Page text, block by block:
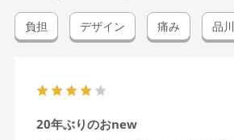
負担 デザイン 痛み 品川
20年ぶりのおnew